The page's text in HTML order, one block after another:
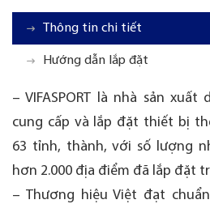
Thông tin chi tiết
Hướng dẫn lắp đặt
– VIFASPORT là nhà sản
cung cấp và lắp đặt thiết bị
63 tỉnh, thành, với số lượng
hơn 2.000 địa điểm đã lắp đặt
– Thương hiệu Việt đạt